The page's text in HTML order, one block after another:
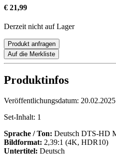
€ 21,99
Derzeit nicht auf Lager
Produkt anfragen
Auf die Merkliste
Produktinfos
Veröffentlichungsdatum: 20.02.2025
Set-Inhalt: 1
Sprache / Ton: Deutsch DTS-HD
Bildformat: 2,39:1 (4K, HDR10)
Untertitel: Deutsch